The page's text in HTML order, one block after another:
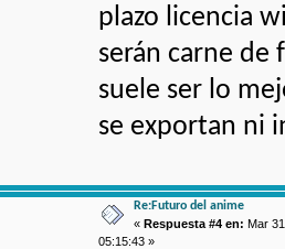
plazo licencia
serán carne de
suele ser lo
se exportan ni
Re:Futuro del anime
«Respuesta #4 en: Mar
05:15:43 »